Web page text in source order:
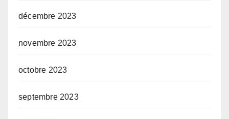
décembre 2023
novembre 2023
octobre 2023
septembre 2023